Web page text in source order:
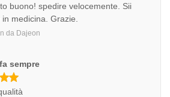
buono! spedire velocemente. Sii
medicina. Grazie.
da Dajeon
sempre